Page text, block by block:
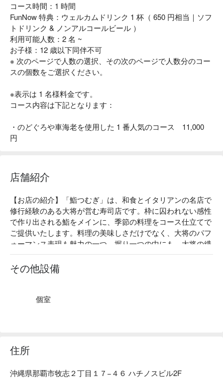
コース時間：1 時間
FunNow 特典：ウェルカムドリンク 1 杯（ 650 円相当｜ソフ
トドリンク & ノンアルコールビール ）
利用可能人数：2 名 ~
お子様：12 歳以下同伴不可
※ 次のページで人数の選択、その次のページで人数分のコー
スの個数をご選択ください。
※表示は 1 名様料金です。
コース内容は下記となります：
・のどぐろや車海老を使用した 1 番人気のコース 11,000
円
店舗紹介
【お店の紹介】「鮨つむぎ」は、和食とイタリアンの名店で
修行経験のある大将が営む寿司店です。枠に囚われない感性
で作り出される鮨をメインに、季節の料理をコース仕立てで
ご提供いたします。料理の美味しさだけでなく、大将のパフ
ォーマンス表現も魅力の一つ。握り一つの中にも、大将の繊
細な技やこだわりが光ります。
【看板メニュー】
厳選コース：高級食材を惜しげもなく使用！鮨つむぎの魅力
特選コース：のどぐろや車海老など、旬の食材を使用した当
その他設備
個室
住所
沖縄県那覇市牧志２丁目１７−４６ ハチノスビル2F